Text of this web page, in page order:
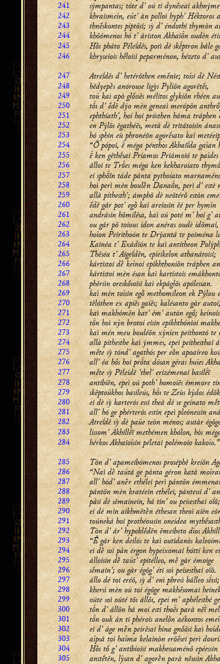
241 sýmpantas; tóte d' oú ti dynḗseai
242 khraismeîn, eût' àn polloì hyph' Héktoros
243 thnḗskontes píptōsi; sỳ d' éndothi thymòn
244 khōómenos hó t' áriston Akhain oudèn
245 Hṑs pháto Pēleḯdēs, potì dè skptron bále
246 khryseíois hḗloisi peparménon, hézeto d'
247 Atreḯdēs d' hetérōthen emḗnie; toîsi dè
248 hēdyepḕs anórouse ligỳs Pylíōn agorētḗs,
249 toû kaì apò glṓssēs mélitos glykíōn rhéen
250 tı d' ḗdē dýo mèn geneaì merópōn
251 ephthíath', hoí hoi prósthen háma tráphen
252 en Pýlōı ēgathéēı, metà dè tritátoisin
253 hó sphin eù phronéōn agorḗsato kaì
254 “ pópoi,  méga pénthos Akhaiḯda gaîan
255  ken gēthḗsai Príamos Priámoió te paîdes
256 álloi teTresméga ken kekharoíato
257 ei sphïn táde pánta pythoíato
258 hoì perì mèn boulḕn Danan, perì d' estè
259 allà píthesth'; ámphō dè neōtérō estòn
260 ḗdē gár pot' egṑ kaì areíosin ēé per hymîn
261 andrásin hōmílēsa, kaì oú poté m' hoí g'
262 ou gár pō toíous ídon anéras oudè ídōmai,
263 hoîon Peiríthoón te Drýantá te poiména
264 Kainéa t' Exádión te kaì antítheon
265 Thēséa t' Aigeḯdēn, epieíkelon athanátoisi;
266 kártistoi dḕ keînoi epikhthoníōn tráphen
267 kártistoi mèn ésan kaì kartístois
268 phērsìn oreskṓıoisi kaì ekpáglōs apólessan.
269 kaì mèn toîsin egṑ methomíleon ek Pýlou
270 tēlóthen ex apíēs gaíēs; kalésanto gàr
271 kaì makhómēn kat' ém' autòn egṓ;
272 tn hoì nŷn brotoí eisin epikhthónioi
273 kaì mén meu bouléōn xýnien peíthontó te
274 allà píthesthe kaì ýmmes, epeì peíthesthai
275 mḗte sỳ tónd' agathós per eṑn apoaíreo
276 all' éa hṓs hoi prta dósan géras huîes
277 mḗte sỳ Pēleídē 'thel' erizémenai basilï
278 antibíēn, epeì oú poth' homoíēs émmore
279 skēptoûkhos basileús, hı te Zeùs kŷdos
280 ei dè sỳ karterós essi theà dé se geínato
281 all' hó ge phérterós estin epeì pleónessin
282 Atreḯdē sỳ dè paûe teòn ménos; autàr
283 líssom' Akhillï methémen khólon, hòs
284 hérkos Akhaioîsin péletai polémoio kakoîo.”
285 Tòn d' apameibómenos proséphē kreíōn
286 “Naì dḕ taûtá ge pánta géron katà
287 all' hód' anḕr ethélei perì pántōn
288 pántōn mèn kratéein ethélei, pántessi d'
289 pâsi dè sēmaínein, há tin' ou peísesthai oḯō;
290 ei dé min aikhmētḕn éthesan theoì aièn
291 toúneká hoi prothéousin oneídea
292 Tòn d' ár' hypoblḗdēn ēmeíbeto dîos
293 “ gár ken deilós te kaì outidanòs
294 ei dḕ soì pân érgon hypeíxomai hóttí ken
295 álloisin dḕ taût' epitélleo, mḕ gàr émoige
296 sḗmain'; ou gàr égōg' éti soì peísesthai oḯō.
297 állo dé toi eréō, sỳ d' enì phresì bálleo sısi;
298 khersì mèn oú toi égōge makhḗsomai
299 oúte soì oúté tōı állōı, epeí m' aphélesthé
300 tn d' állōn há moí esti thoı parà nēï̀
301 tn ouk án ti phérois anelṑn aékontos
302 ei d' áge mḕn peírēsai hína gnṓōsi kaì
303 aîpsá toi haîma kelainòn erōḗsei perì
304 Hṑs tṓ g' antibíoisi makhessaménō epéessin
305 anstḗtēn, lŷsan d' agorḕn parà nēusìn